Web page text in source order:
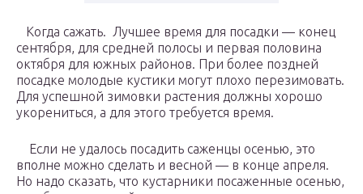
Когда сажать. Лучшее время для посадки — конец
сентября, для средней полосы и первая половина
октября для южных районов. При более поздней
посадке молодые кустики могут плохо перезимовать.
Для успешной зимовки растения должны хорошо
укорениться, а для этого требуется время.
Если не удалось посадить саженцы осенью, это
вполне можно сделать и весной — в конце апреля.
Но надо сказать, что кустарники посаженные осенью,